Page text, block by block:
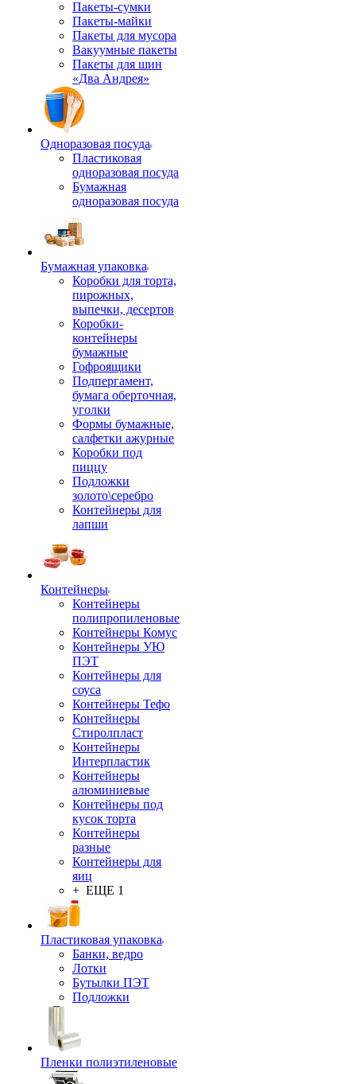
Пакеты-сумки
Пакеты-майки
Пакеты для мусора
Вакуумные пакеты
Пакеты для шин
«Два Андрея»
Одноразовая посуда
Пластиковая
одноразовая посуда
Бумажная
одноразовая посуда
Бумажная упаковка
Коробки для торта,
пирожных,
выпечки, десертов
Коробки-
контейнеры
бумажные
Гофроящики
Подпергамент,
бумага оберточная,
уголки
Формы бумажные,
салфетки ажурные
Коробки под
пиццу
Подложки
золото\серебро
Контейнеры для
лапши
Контейнеры
Контейнеры
полипропиленовые
Контейнеры Комус
Контейнеры УЮ
ПЭТ
Контейнеры для
соуса
Контейнеры Тефо
Контейнеры
Стиролпласт
Контейнеры
Интерпластик
Контейнеры
алюминиевые
Контейнеры под
кусок торта
Контейнеры
разные
Контейнеры для
яиц
+ ЕЩЕ 1
Пластиковая упаковка
Банки, ведро
Лотки
Бутылки ПЭТ
Подложки
Пленки полиэтиленовые